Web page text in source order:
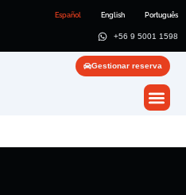
Español English Português
+56 9 5001 1598
Gestionar reserva